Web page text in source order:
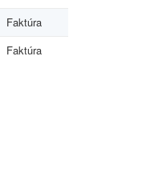
Faktúra
Faktúra